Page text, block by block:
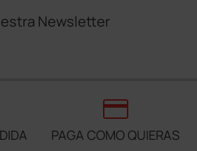
Newsletter
credit_card
PAGA COMO QUIERAS